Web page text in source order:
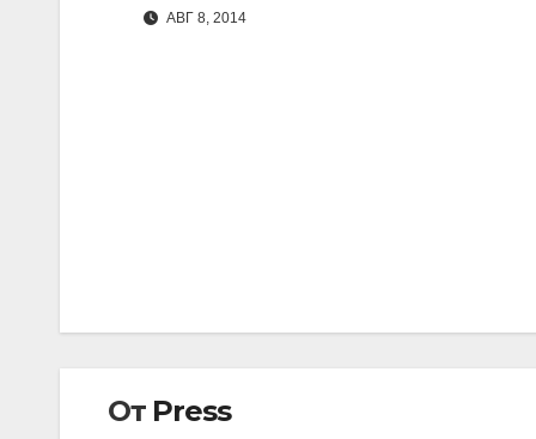
АВГ 8, 2014
От Press